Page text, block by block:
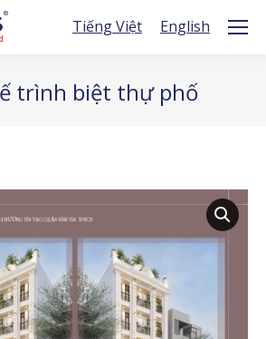
Tiếng Việt English
trình biệt thự phố